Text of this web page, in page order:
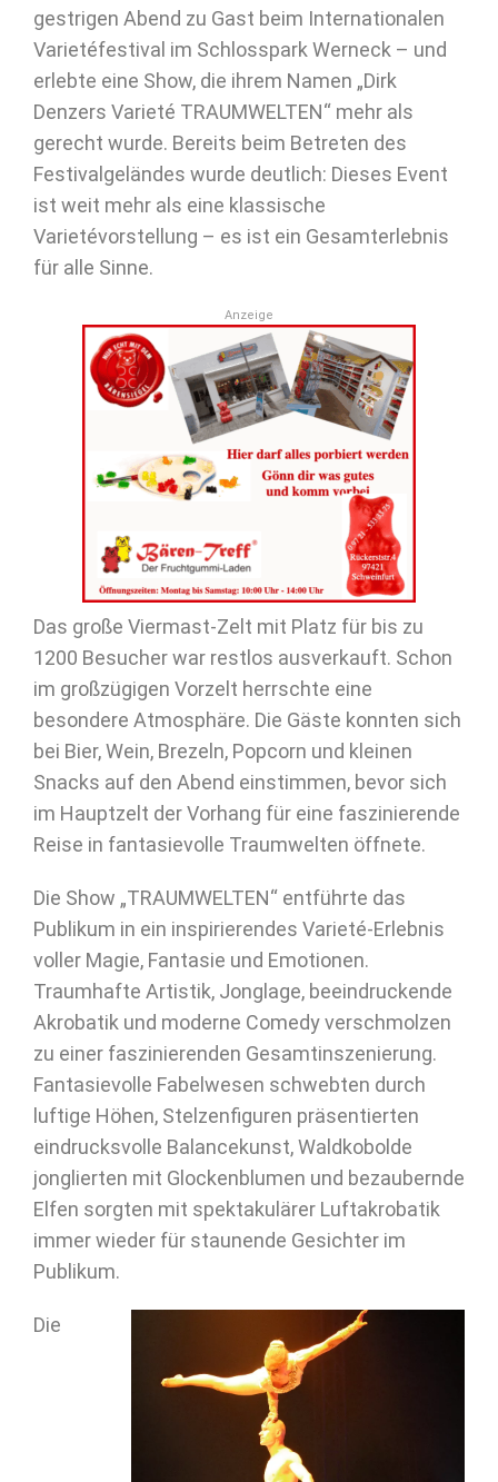
gestrigen Abend zu Gast beim Internationalen
Varietéfestival im Schlosspark Werneck – und
erlebte eine Show, die ihrem Namen „Dirk
Denzers Varieté TRAUMWELTEN“ mehr als
gerecht wurde. Bereits beim Betreten des
Festivalgeländes wurde deutlich: Dieses Event
ist weit mehr als eine klassische
Varietévorstellung – es ist ein Gesamterlebnis
für alle Sinne.
Anzeige
Das große Viermast-Zelt mit Platz für bis zu
1200 Besucher war restlos ausverkauft. Schon
im großzügigen Vorzelt herrschte eine
besondere Atmosphäre. Die Gäste konnten sich
bei Bier, Wein, Brezeln, Popcorn und kleinen
Snacks auf den Abend einstimmen, bevor sich
im Hauptzelt der Vorhang für eine faszinierende
Reise in fantasievolle Traumwelten öffnete.
Die Show „TRAUMWELTEN“ entführte das
Publikum in ein inspirierendes Varieté-Erlebnis
voller Magie, Fantasie und Emotionen.
Traumhafte Artistik, Jonglage, beeindruckende
Akrobatik und moderne Comedy verschmolzen
zu einer faszinierenden Gesamtinszenierung.
Fantasievolle Fabelwesen schwebten durch
luftige Höhen, Stelzenfiguren präsentierten
eindrucksvolle Balancekunst, Waldkobolde
jonglierten mit Glockenblumen und bezaubernde
Elfen sorgten mit spektakulärer Luftakrobatik
immer wieder für staunende Gesichter im
Publikum.
Die